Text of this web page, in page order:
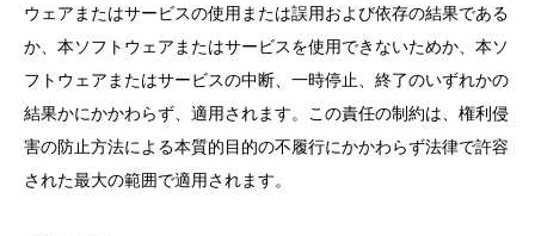
ウェアまたはサービスの使用または誤用および依存の結果である
か、本ソフトウェアまたはサービスを使用できないためか、本ソ
フトウェアまたはサービスの中断、一時停止、終了のいずれかの
結果かにかかわらず、適用されます。この責任の制約は、権利侵
害の防止方法による本質的目的の不履行にかかわらず法律で許容
された最大の範囲で適用されます。